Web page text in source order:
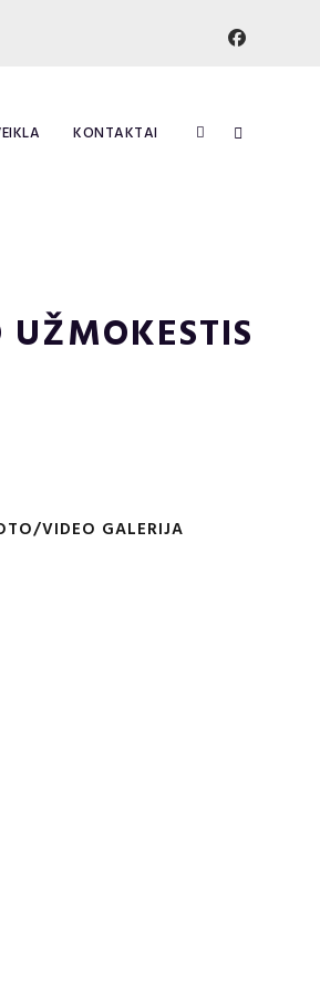
KONTAKTAI
VIDEO GALERIJA